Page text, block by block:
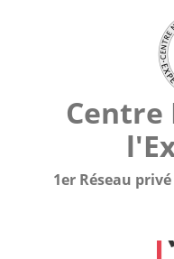
Centre
1er Réseau